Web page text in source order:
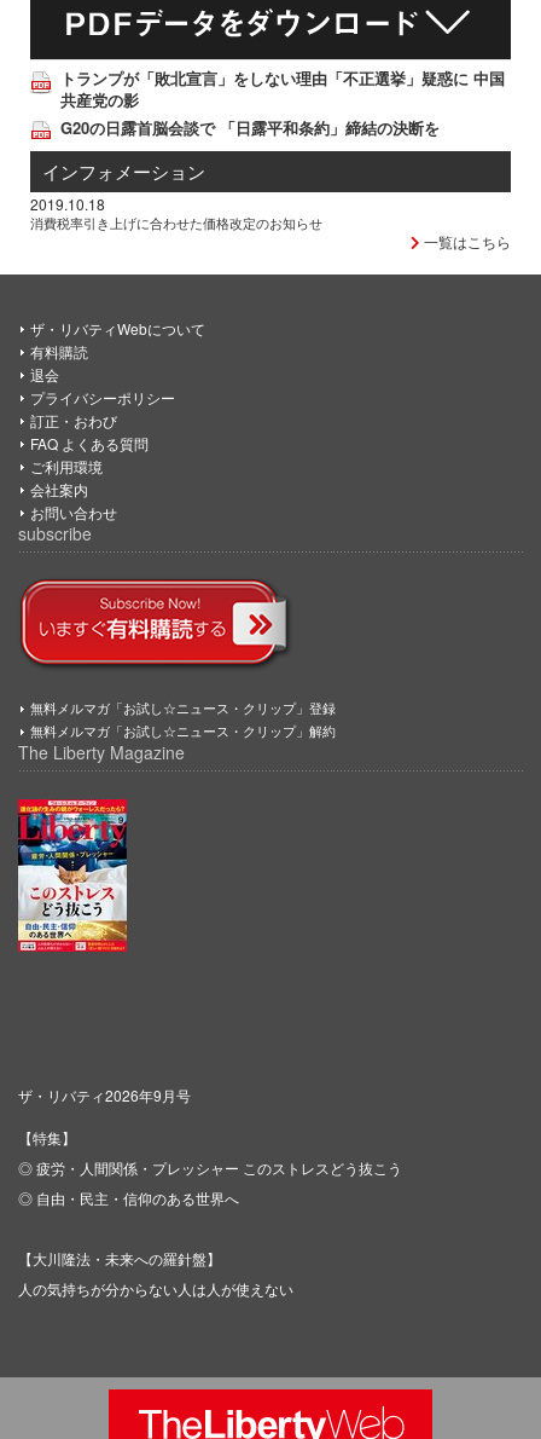
トランプが「敗北宣言」をしない理由「不正選挙」疑惑に 中国
共産党の影
G20の日露首脳会談で 「日露平和条約」締結の決断を
インフォメーション
2019.10.18
消費税率引き上げに合わせた価格改定のお知らせ
一覧はこちら
ザ・リバティWebについて
有料購読
退会
プライバシーポリシー
訂正・おわび
FAQ よくある質問
ご利用環境
会社案内
お問い合わせ
subscribe
無料メルマガ「お試し☆ニュース・クリップ」登録
無料メルマガ「お試し☆ニュース・クリップ」解約
The Liberty Magazine
ザ・リバティ2026年9月号
【特集】
◎ 疲労・人間関係・プレッシャー このストレスどう抜こう
◎ 自由・民主・信仰のある世界へ
【大川隆法・未来への羅針盤】
人の気持ちが分からない人は人が使えない